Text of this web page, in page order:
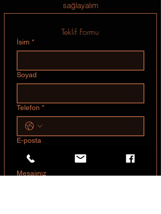
sağlayalım
Teklif Formu
İsim *
Soyad
Telefon *
E-posta
Mesajınız